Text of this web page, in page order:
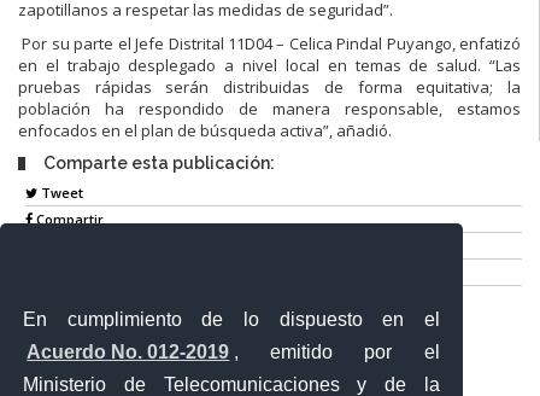
En cumplimiento de lo dispuesto en el
Acuerdo No. 012-2019 , emitido por el
Ministerio de Telecomunicaciones y de la
zapotillanos a respetar las medidas de seguridad”.
Por su parte el Jefe Distrital 11D04 – Celica Pindal Puyango, enfatizó
en el trabajo desplegado a nivel local en temas de salud. “Las
pruebas rápidas serán distribuidas de forma equitativa; la
población ha respondido de manera responsable, estamos
enfocados en el plan de búsqueda activa”, añadió.
Comparte esta publicación:
Tweet
Compartir
Entérate